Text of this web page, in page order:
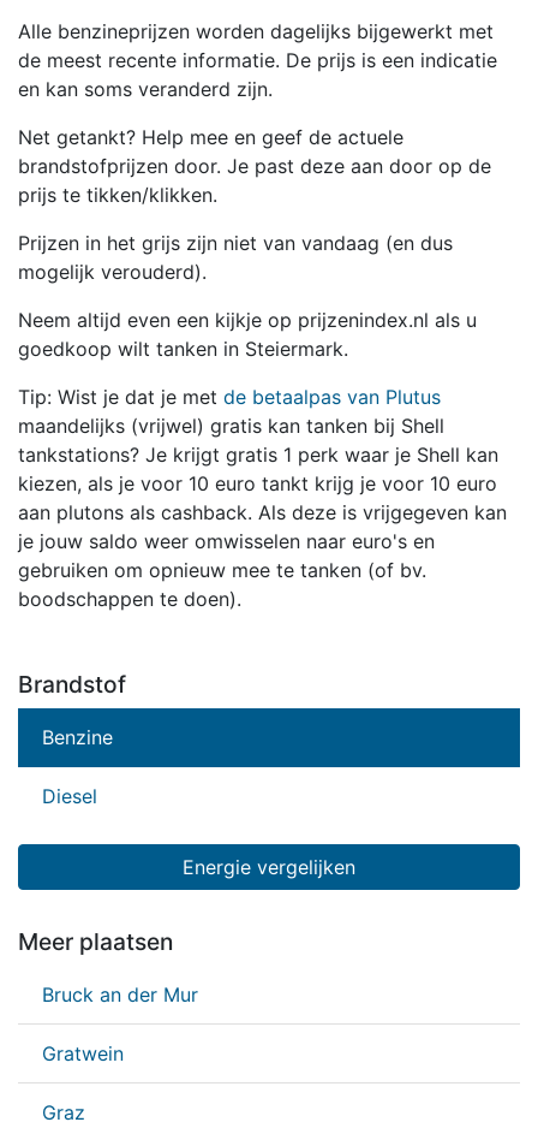
Alle benzineprijzen worden dagelijks bijgewerkt met
de meest recente informatie. De prijs is een indicatie
en kan soms veranderd zijn.
Net getankt? Help mee en geef de actuele
brandstofprijzen door. Je past deze aan door op de
prijs te tikken/klikken.
Prijzen in het grijs zijn niet van vandaag (en dus
mogelijk verouderd).
Neem altijd even een kijkje op prijzenindex.nl als u
goedkoop wilt tanken in Steiermark.
Tip: Wist je dat je met de betaalpas van Plutus
maandelijks (vrijwel) gratis kan tanken bij Shell
tankstations? Je krijgt gratis 1 perk waar je Shell kan
kiezen, als je voor 10 euro tankt krijg je voor 10 euro
aan plutons als cashback. Als deze is vrijgegeven kan
je jouw saldo weer omwisselen naar euro's en
gebruiken om opnieuw mee te tanken (of bv.
boodschappen te doen).
Brandstof
Benzine
Diesel
Energie vergelijken
Meer plaatsen
Bruck an der Mur
Gratwein
Graz